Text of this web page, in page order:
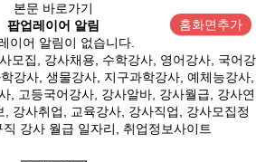
본문 바로가기
팝업레이어 알림
이어 알림이 없습니다.
홈화면추가